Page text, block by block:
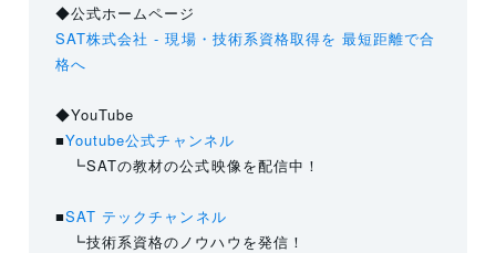
◆公式ホームページ
SAT株式会社 - 現場・技術系資格取得を 最短距離で合
格へ
◆YouTube
■Youtube公式チャンネル
┗SATの教材の公式映像を配信中！
■SAT テックチャンネル
┗技術系資格のノウハウを発信！